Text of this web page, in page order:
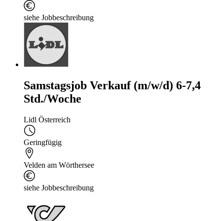
siehe Jobbeschreibung
Samstagsjob Verkauf (m/w/d) 6-7,4
Std./Woche
Lidl Österreich
Geringfügig
Velden am Wörthersee
siehe Jobbeschreibung